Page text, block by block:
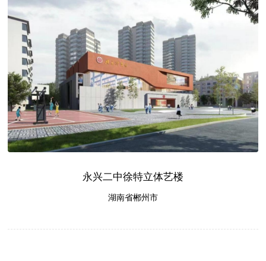
永兴二中徐特立体艺楼
湖南省郴州市